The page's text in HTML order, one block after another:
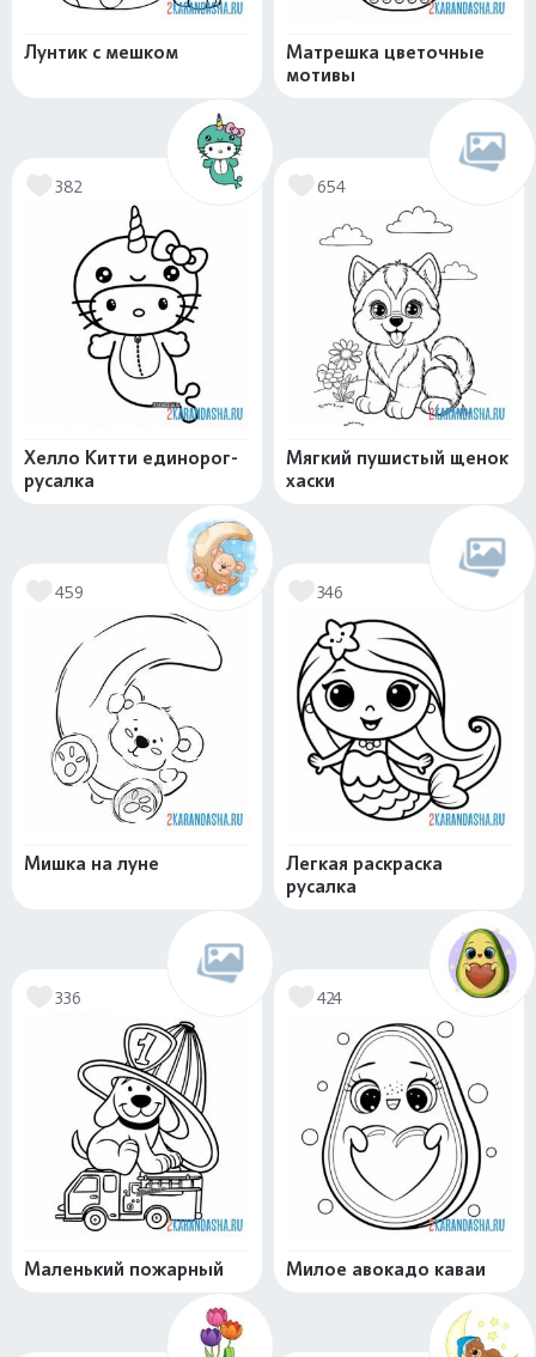
Лунтик с мешком
Матрешка цветочные
мотивы
382
Хелло Китти единорог-
русалка
654
Мягкий пушистый щенок
хаски
459
Мишка на луне
346
Легкая раскраска
русалка
336
Маленький пожарный
424
Милое авокадо каваи